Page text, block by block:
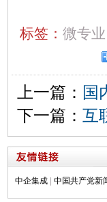
标签： 微专业
上一篇： 国
下一篇： 互
中企集成 中国共产党新